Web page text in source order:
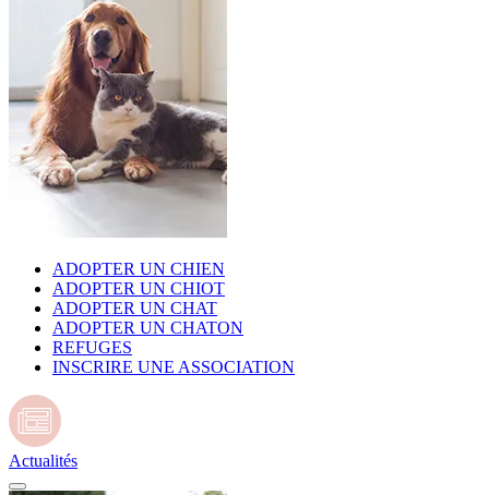
ADOPTER UN CHIEN
ADOPTER UN CHIOT
ADOPTER UN CHAT
ADOPTER UN CHATON
REFUGES
INSCRIRE UNE ASSOCIATION
Actualités